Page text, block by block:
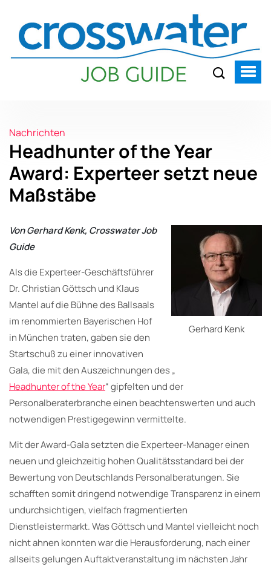
Nachrichten
Headhunter of the Year
Award: Experteer setzt neue
Maßstäbe
Gerhard Kenk
Von Gerhard Kenk, Crosswater Job
Guide
Als die Experteer-Geschäftsführer
Dr. Christian Göttsch und Klaus
Mantel auf die Bühne des Ballsaals
im renommierten Bayerischen Hof
in München traten, gaben sie den
Startschuß zu einer innovativen
Gala, die mit den Auszeichnungen des „
Headhunter of the Year“ gipfelten und der
Personalberaterbranche einen beachtenswerten und auch
notwendigen Prestigegewinn vermittelte.
Mit der Award-Gala setzten die Experteer-Manager einen
neuen und gleichzeitig hohen Qualitätsstandard bei der
Bewertung von Deutschlands Personalberatungen. Sie
schafften somit dringend notwendige Transparenz in einem
undurchsichtigen, vielfach fragmentierten
Dienstleistermarkt. Was Göttsch und Mantel vielleicht noch
nicht ahnen konnten war die Herausforderung, nach einer
allseits gelungen Auftaktveranstaltung im nächsten Jahr